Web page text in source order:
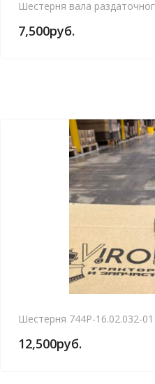
Шестерня вала
7,500руб.
Шестерня 744Р-16.02.032-01
12,500руб.